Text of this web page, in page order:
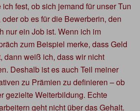
fest, ob sich jemand für unser Tun
ob es für die Bewerberin, den
nur ein Job ist. Wenn ich im
zum Beispiel merke, dass Geld
dann weiß ich, dass wir nicht
Deshalb ist es auch Teil meiner
zu Prämien zu definieren – ob
gezielte Weiterbildung. Echte
geht nicht über das Gehalt.